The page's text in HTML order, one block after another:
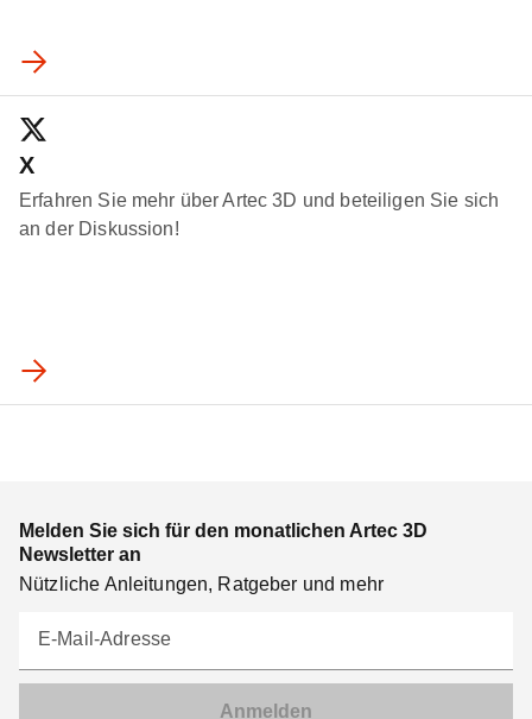
X
Erfahren Sie mehr über Artec 3D und beteiligen Sie sich
an der Diskussion!
Melden Sie sich für den monatlichen Artec 3D
Newsletter an
Nützliche Anleitungen, Ratgeber und mehr
E-Mail-Adresse